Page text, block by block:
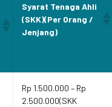
Syarat Tenaga Ahli
(SKK)(Per Orang /
Jenjang)
Rp 1.500.000 – Rp
2.500.000(SKK